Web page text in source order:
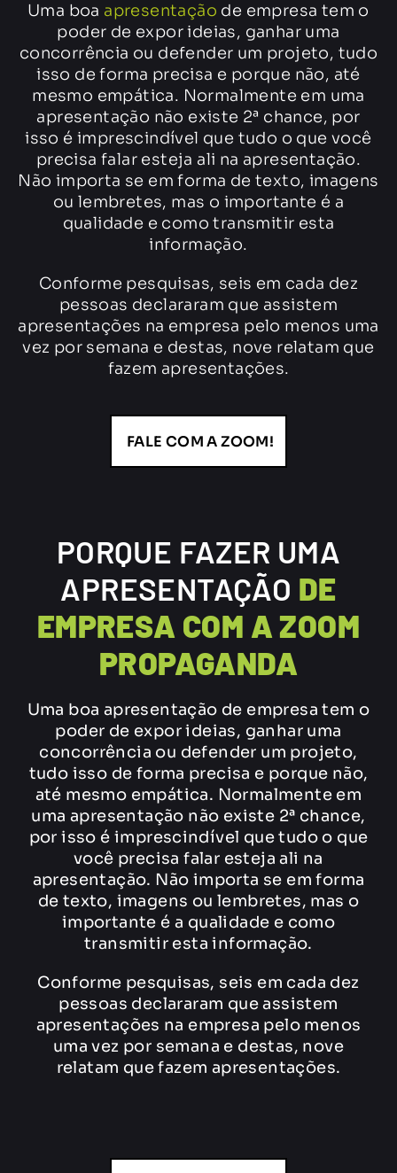
Uma boa apresentação de empresa tem o
poder de expor ideias, ganhar uma
concorrência ou defender um projeto, tudo
isso de forma precisa e porque não, até
mesmo empática. Normalmente em uma
apresentação não existe 2ª chance, por
isso é imprescindível que tudo o que você
precisa falar esteja ali na apresentação.
Não importa se em forma de texto, imagens
ou lembretes, mas o importante é a
qualidade e como transmitir esta
informação.
Conforme pesquisas, seis em cada dez
pessoas declararam que assistem
apresentações na empresa pelo menos uma
vez por semana e destas, nove relatam que
fazem apresentações.
FALE COM A ZOOM!
PORQUE FAZER UMA
APRESENTAÇÃO DE
EMPRESA COM A ZOOM
PROPAGANDA
Uma boa apresentação de empresa tem o
poder de expor ideias, ganhar uma
concorrência ou defender um projeto,
tudo isso de forma precisa e porque não,
até mesmo empática. Normalmente em
uma apresentação não existe 2ª chance,
por isso é imprescindível que tudo o que
você precisa falar esteja ali na
apresentação. Não importa se em forma
de texto, imagens ou lembretes, mas o
importante é a qualidade e como
transmitir esta informação.
Conforme pesquisas, seis em cada dez
pessoas declararam que assistem
apresentações na empresa pelo menos
uma vez por semana e destas, nove
relatam que fazem apresentações.